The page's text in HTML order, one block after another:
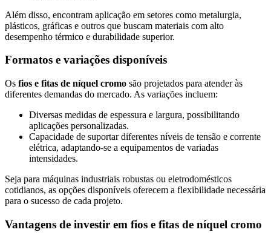
Além disso, encontram aplicação em setores como metalurgia,
plásticos, gráficas e outros que buscam materiais com alto
desempenho térmico e durabilidade superior.
Formatos e variações disponíveis
Os fios e fitas de níquel cromo são projetados para atender às
diferentes demandas do mercado. As variações incluem:
Diversas medidas de espessura e largura, possibilitando
aplicações personalizadas.
Capacidade de suportar diferentes níveis de tensão e corrente
elétrica, adaptando-se a equipamentos de variadas
intensidades.
Seja para máquinas industriais robustas ou eletrodomésticos
cotidianos, as opções disponíveis oferecem a flexibilidade necessária
para o sucesso de cada projeto.
Vantagens de investir em fios e fitas de níquel cromo